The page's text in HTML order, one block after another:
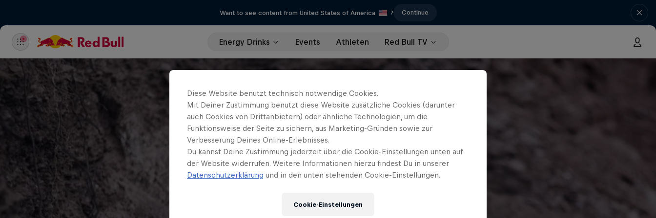
Want to see content from United States of America ? Continue
Energy Drinks Events Athleten Red Bull TV
Diese Website benutzt technisch notwendige Cookies.
Mit Deiner Zustimmung benutzt diese Website zusätzliche Cookies (darunter
auch Cookies von Drittanbietern) oder ähnliche Technologien, um die
Funktionsweise der Seite zu sichern, aus Marketing-Gründen sowie zur
Verbesserung Deines Online-Erlebnisses.
Du kannst Deine Zustimmung jederzeit über die Cookie-Einstellungen unten auf
der Website widerrufen. Weitere Informationen hierzu findest Du in unserer
Datenschutzerklärung und in den unten stehenden Cookie-Einstellungen.
Cookie-Einstellungen